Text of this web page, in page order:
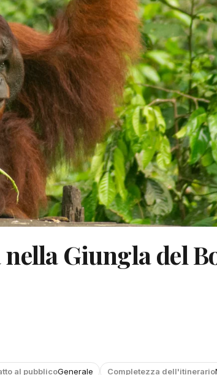
Giungla del
al pubblicoGenerale Completezza dell'itinerario